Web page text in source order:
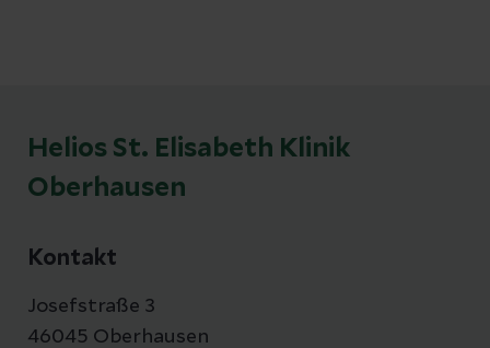
Helios St. Elisabeth Klinik
Oberhausen
Kontakt
Josefstraße 3
46045 Oberhausen